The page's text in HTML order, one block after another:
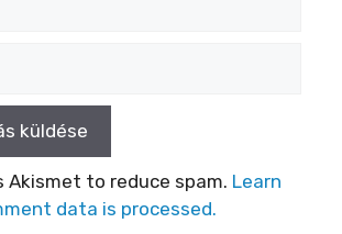
Akismet to reduce spam. Learn
data is processed.